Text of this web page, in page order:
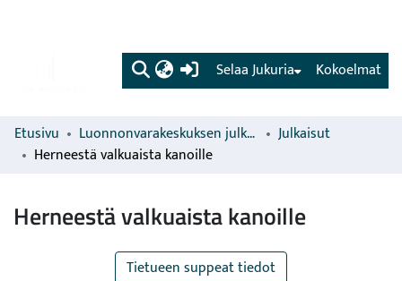
(current) Kokoelmat
Selaa Jukuria
Etusivu Luonnonvarakeskuksen julkaisut
Julkaisut
Herneestä valkuaista kanoille
Herneestä valkuaista kanoille
Tietueen suppeat tiedot